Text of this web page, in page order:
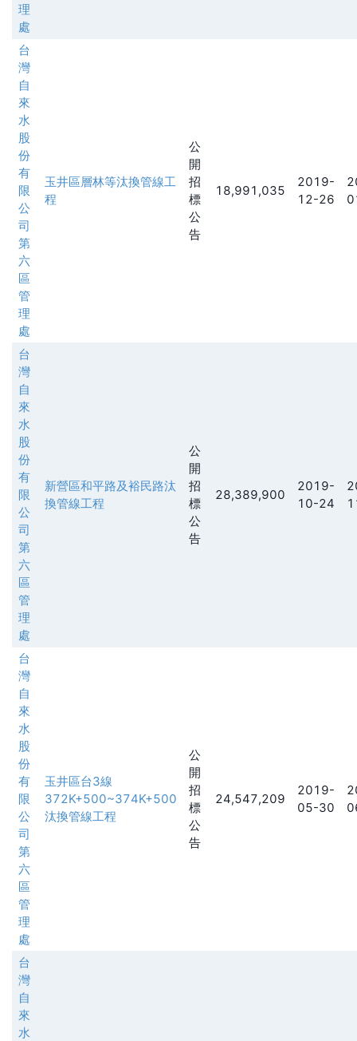
理
處
台
灣
自
來
水
股
份
有
限
公
司
第
六
區
管
理
處
玉井區層林等汰換管線工
程
公
開
招
標
公
告
18,991,035
2019-
12-26
台
灣
自
來
水
股
份
有
限
公
司
第
六
區
管
理
處
新營區和平路及裕民路汰
換管線工程
公
開
招
標
公
告
28,389,900
2019-
10-24
台
灣
自
來
水
股
份
有
限
公
司
第
六
區
管
理
處
玉井區台3線
372K+500~374K+500
汰換管線工程
公
開
招
標
公
告
24,547,209
2019-
05-30
台
灣
自
來
水